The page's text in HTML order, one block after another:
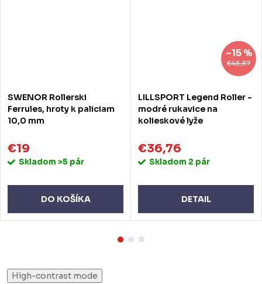
SWENOR Rollerski
Ferrules, hroty k paliciam
10,0 mm
€19
Skladom >5 pár
DO KOŠÍKA
€43,37
–15 %
LILLSPORT Legend Roller -
modré rukavice na
kolieskové lyže
€36,76
Skladom 2 pár
DETAIL
High-contrast mode